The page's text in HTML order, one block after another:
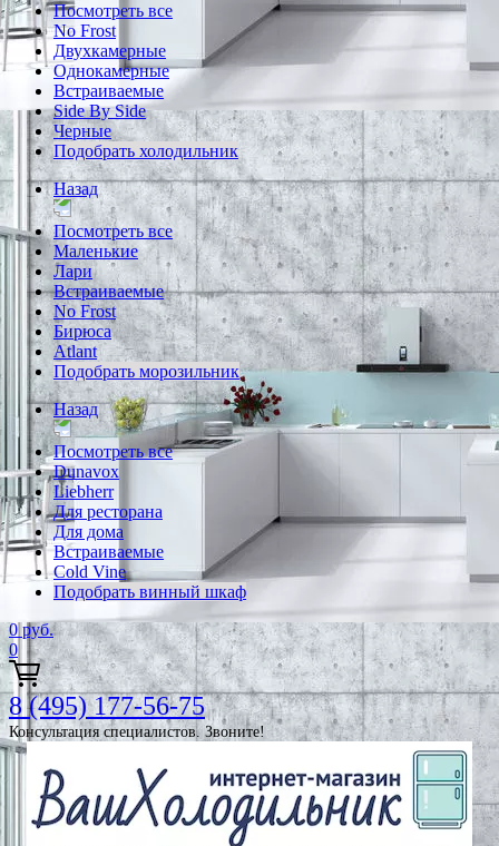
Посмотреть все
No Frost
Двухкамерные
Однокамерные
Встраиваемые
Side By Side
Черные
Подобрать холодильник
Назад
Посмотреть все
Маленькие
Лари
Встраиваемые
No Frost
Бирюса
Atlant
Подобрать морозильник
Назад
Посмотреть все
Dunavox
Liebherr
Для ресторана
Для дома
Встраиваемые
Cold Vine
Подобрать винный шкаф
0 руб.
0
8 (495) 177-56-75
Консультация специалистов. Звоните!